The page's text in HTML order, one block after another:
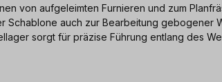
von aufgeleimten Furnieren und zum
Schablone auch zur Bearbeitung gebogener
sorgt für präzise Führung entlang des